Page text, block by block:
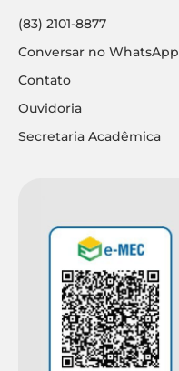
(83) 2101-8877
Conversar no WhatsApp
Contato
Ouvidoria
Secretaria Acadêmica